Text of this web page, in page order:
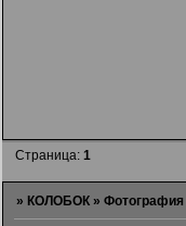
Страница:1
» КОЛОБОК »Фотография